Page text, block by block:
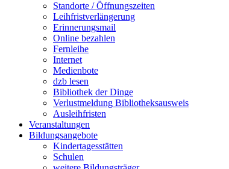
Standorte / Öffnungszeiten
Leihfristverlängerung
Erinnerungsmail
Online bezahlen
Fernleihe
Internet
Medienbote
dzb lesen
Bibliothek der Dinge
Verlustmeldung Bibliotheksausweis
Ausleihfristen
Veranstaltungen
Bildungsangebote
Kindertagesstätten
Schulen